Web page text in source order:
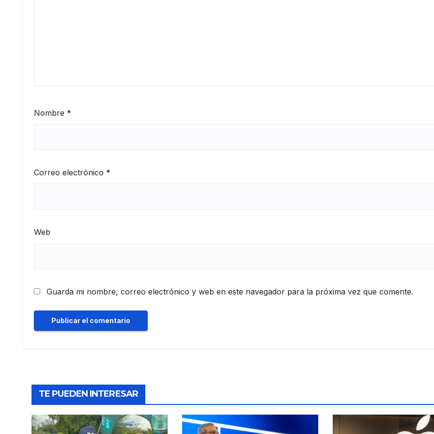
Nombre *
Correo electrónico *
Web
Guarda mi nombre, correo electrónico y web en este navegador para la próxima vez que comente.
TE PUEDEN INTERESAR